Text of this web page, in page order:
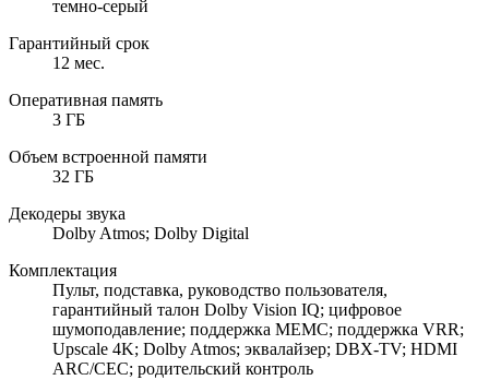
темно-серый
Гарантийный срок
12 мес.
Оперативная память
3 ГБ
Объем встроенной памяти
32 ГБ
Декодеры звука
Dolby Atmos; Dolby Digital
Комплектация
Пульт, подставка, руководство пользователя,
гарантийный талон Dolby Vision IQ; цифровое
шумоподавление; поддержка MEMC; поддержка VRR;
Upscale 4K; Dolby Atmos; эквалайзер; DBX-TV; HDMI
ARC/CEC; родительский контроль